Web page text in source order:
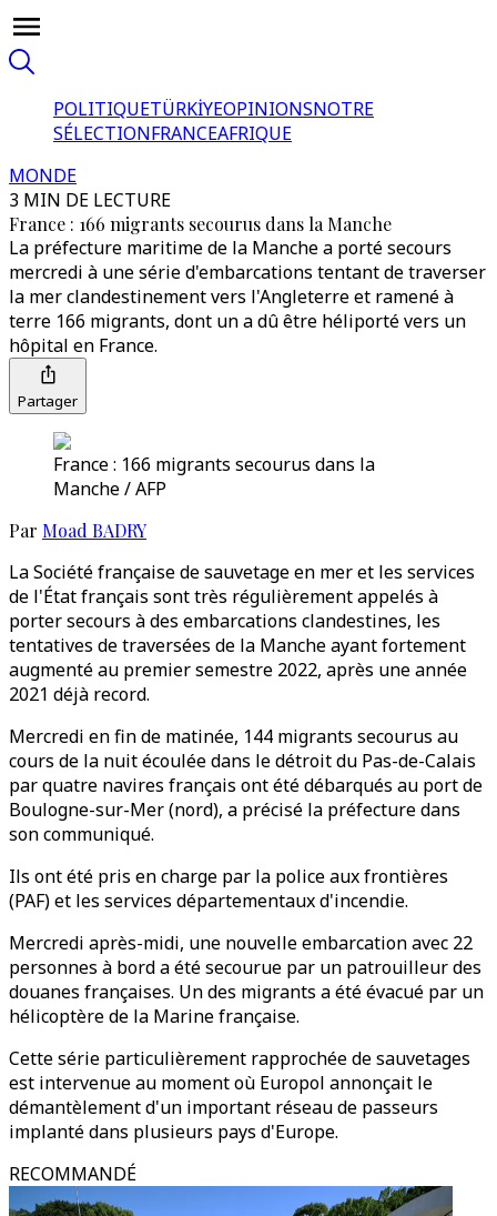
POLITIQUETÜRKİYEOPINIONSNOTRE
SÉLECTIONFRANCEAFRIQUE
MONDE
3 MIN DE LECTURE
France : 166 migrants secourus dans la Manche
La préfecture maritime de la Manche a porté secours
mercredi à une série d'embarcations tentant de traverser
la mer clandestinement vers l'Angleterre et ramené à
terre 166 migrants, dont un a dû être héliporté vers un
hôpital en France.
Partager
France : 166 migrants secourus dans la
Manche / AFP
Par Moad BADRY
La Société française de sauvetage en mer et les services
de l'État français sont très régulièrement appelés à
porter secours à des embarcations clandestines, les
tentatives de traversées de la Manche ayant fortement
augmenté au premier semestre 2022, après une année
2021 déjà record.
Mercredi en fin de matinée, 144 migrants secourus au
cours de la nuit écoulée dans le détroit du Pas-de-Calais
par quatre navires français ont été débarqués au port de
Boulogne-sur-Mer (nord), a précisé la préfecture dans
son communiqué.
Ils ont été pris en charge par la police aux frontières
(PAF) et les services départementaux d'incendie.
Mercredi après-midi, une nouvelle embarcation avec 22
personnes à bord a été secourue par un patrouilleur des
douanes françaises. Un des migrants a été évacué par un
hélicoptère de la Marine française.
Cette série particulièrement rapprochée de sauvetages
est intervenue au moment où Europol annonçait le
démantèlement d'un important réseau de passeurs
implanté dans plusieurs pays d'Europe.
RECOMMANDÉ